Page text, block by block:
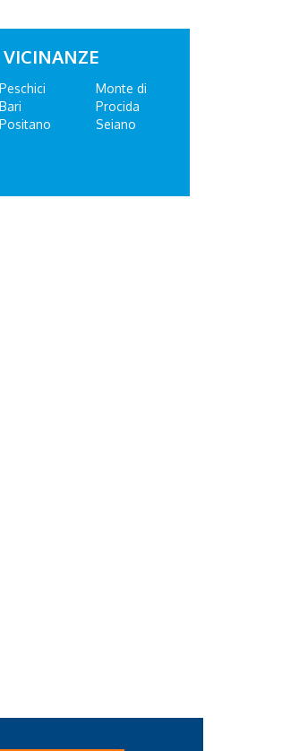
Peschici
Bari
Positano
Monte di
Procida
Seiano